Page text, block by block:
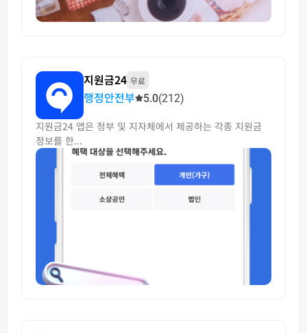
지원금24 무료
행정안전부 5.0(212)
지원금24 앱은 정부 및 지자체에서 제공하는 각종 지원금
정보를 한...